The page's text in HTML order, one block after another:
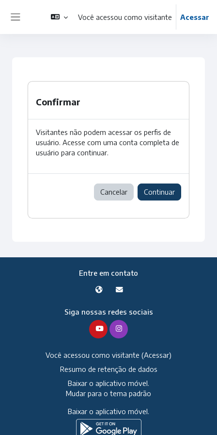
Você acessou como visitante Acessar
Confirmar
Visitantes não podem acessar os perfis de
usuário. Acesse com uma conta completa de
usuário para continuar.
Cancelar Continuar
Entre em contato
Siga nossas redes sociais
Você acessou como visitante (Acessar)
Resumo de retenção de dados
Baixar o aplicativo móvel.
Mudar para o tema padrão
Baixar o aplicativo móvel.